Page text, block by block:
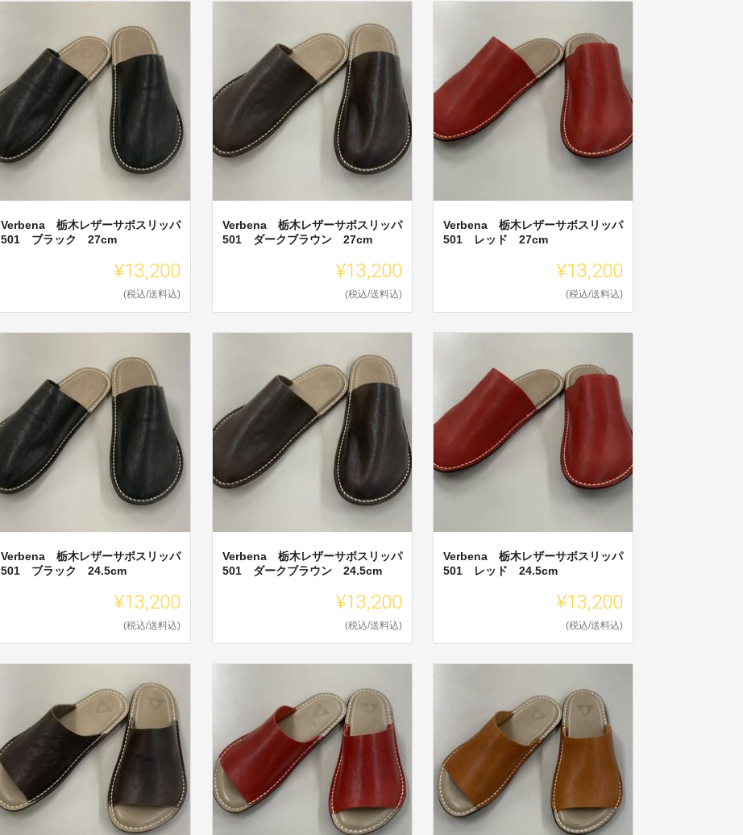
Verbena 栃木レザーサボスリッパ
501 ブラック 27cm
¥13,200
(税込/送料込)
Verbena 栃木レザーサボスリッパ
501 ダークブラウン 27cm
¥13,200
(税込/送料込)
Verbena 栃木レザーサボスリッパ
501 レッド 27cm
¥13,200
(税込/送料込)
Verbena 栃木レザーサボスリッパ
501 ブラック 24.5cm
¥13,200
(税込/送料込)
Verbena 栃木レザーサボスリッパ
501 ダークブラウン 24.5cm
¥13,200
(税込/送料込)
Verbena 栃木レザーサボスリッパ
501 レッド 24.5cm
¥13,200
(税込/送料込)